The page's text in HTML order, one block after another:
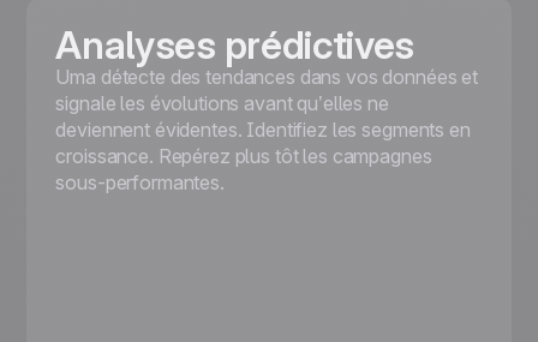
Analyses prédictives
Uma détecte des tendances dans vos données et
signale les évolutions avant qu’elles ne
deviennent évidentes. Identifiez les segments en
croissance. Repérez plus tôt les campagnes
sous-performantes.